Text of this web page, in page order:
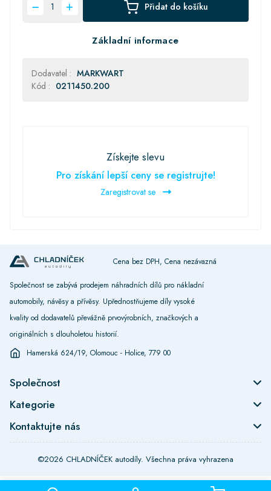
Přidat do košíku
Základní informace
Dodavatel : MARKWART
Kód : 0211450.200
Získejte slevu
Pro získání lepší ceny se registrujte!
Zaregistrovat se
Cena bez DPH, Cena nezávazná
Společnost se zabývá prodejem náhradních dílů pro nákladní
automobily, návěsy a přívěsy. Upřednostňujeme díly vysoké
kvality od dodavatelů převážně prvovýrobních, značkových a
originálních s dlouholetou historií.
Hamerská 624/19, Olomouc - Holice, 779 00
Společnost
Kategorie
Kontaktujte nás
©2026 CHLADNÍČEK autodíly. Všechna práva vyhrazena